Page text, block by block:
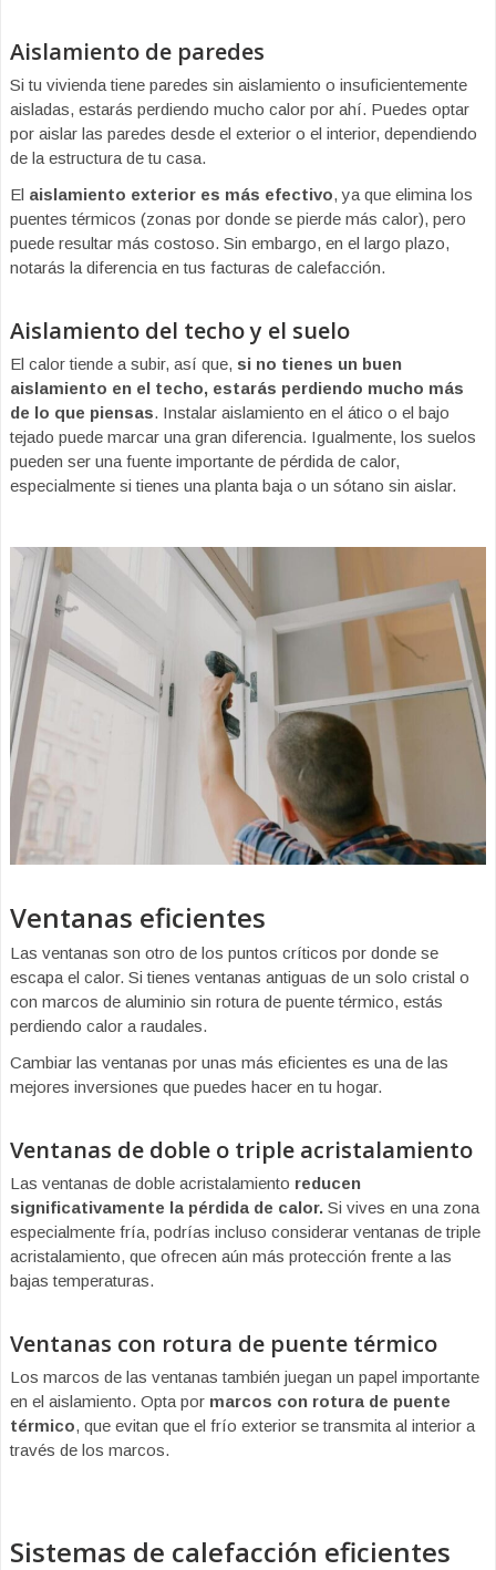
Aislamiento de paredes
Si tu vivienda tiene paredes sin aislamiento o insuficientemente
aisladas, estarás perdiendo mucho calor por ahí. Puedes optar
por aislar las paredes desde el exterior o el interior, dependiendo
de la estructura de tu casa.
El aislamiento exterior es más efectivo, ya que elimina los
puentes térmicos (zonas por donde se pierde más calor), pero
puede resultar más costoso. Sin embargo, en el largo plazo,
notarás la diferencia en tus facturas de calefacción.
Aislamiento del techo y el suelo
El calor tiende a subir, así que, si no tienes un buen
aislamiento en el techo, estarás perdiendo mucho más
de lo que piensas. Instalar aislamiento en el ático o el bajo
tejado puede marcar una gran diferencia. Igualmente, los suelos
pueden ser una fuente importante de pérdida de calor,
especialmente si tienes una planta baja o un sótano sin aislar.
Ventanas eficientes
Las ventanas son otro de los puntos críticos por donde se
escapa el calor. Si tienes ventanas antiguas de un solo cristal o
con marcos de aluminio sin rotura de puente térmico, estás
perdiendo calor a raudales.
Cambiar las ventanas por unas más eficientes es una de las
mejores inversiones que puedes hacer en tu hogar.
Ventanas de doble o triple acristalamiento
Las ventanas de doble acristalamiento reducen
significativamente la pérdida de calor. Si vives en una zona
especialmente fría, podrías incluso considerar ventanas de triple
acristalamiento, que ofrecen aún más protección frente a las
bajas temperaturas.
Ventanas con rotura de puente térmico
Los marcos de las ventanas también juegan un papel importante
en el aislamiento. Opta por marcos con rotura de puente
térmico, que evitan que el frío exterior se transmita al interior a
través de los marcos.
Sistemas de calefacción eficientes